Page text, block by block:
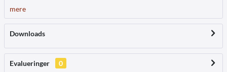
mere
Downloads
Evalueringer
0